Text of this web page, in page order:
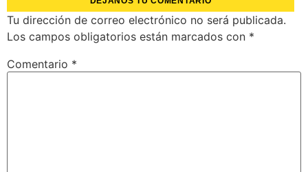
Tu dirección de correo electrónico no será publicada.
Los campos obligatorios están marcados con *
Comentario *